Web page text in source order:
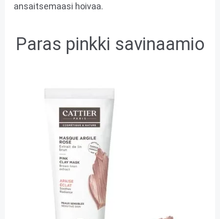
ansaitsemaasi hoivaa.
Paras pinkki savinaamio